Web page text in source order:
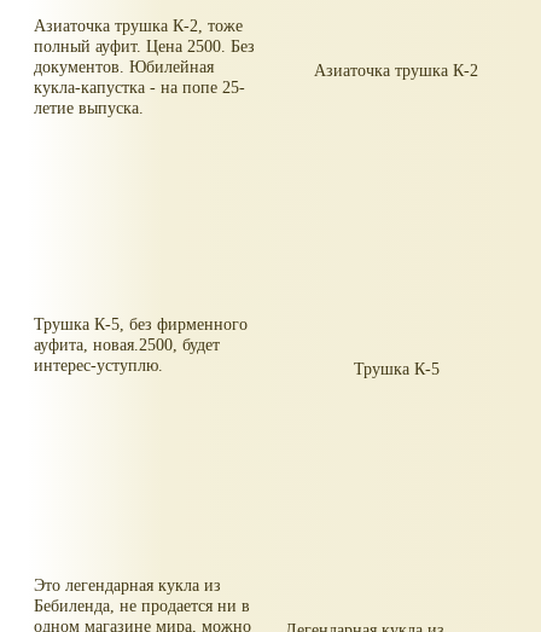
Азиаточка трушка К-2, тоже
полный ауфит. Цена 2500. Без
документов. Юбилейная
кукла-капустка - на попе 25-
летие выпуска.
Азиаточка трушка К-2
Трушка К-5, без фирменного
ауфита, новая.2500, будет
интерес-уступлю.
Трушка К-5
Это легендарная кукла из
Бебиленда, не продается ни в
одном магазине мира, можно